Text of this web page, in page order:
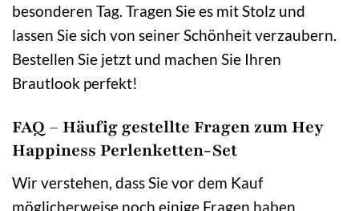
besonderen Tag. Tragen Sie es mit Stolz und
lassen Sie sich von seiner Schönheit verzaubern.
Bestellen Sie jetzt und machen Sie Ihren
Brautlook perfekt!
FAQ – Häufig gestellte Fragen zum Hey
Happiness Perlenketten-Set
Wir verstehen, dass Sie vor dem Kauf
möglicherweise noch einige Fragen haben.